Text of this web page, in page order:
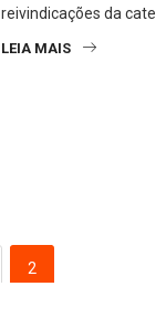
reivindicações da
LEIA MAIS
2